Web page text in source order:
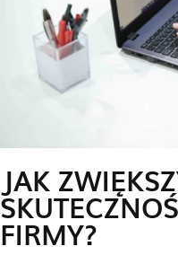
JAK
FIRMY?